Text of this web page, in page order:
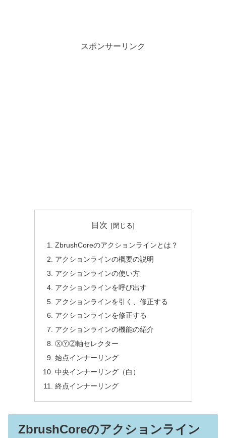
スポンサーリンク
目次
ZbrushCoreのアクションラインとは？
アクションラインの概要の説明
アクションラインの使い方
アクションラインを呼び出す
アクションラインを引く、修正する
アクションラインを修正する
アクションラインの機能の紹介
ⓍⓎⓏ軸セレクター
始点インナーリング
中央インナーリング（白）
終点インナーリング
ZbrushCoreのアクションライン